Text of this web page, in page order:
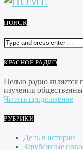
ПОИСК
КРАСНОЕ РАДИО
Целью радио является
изучении
Читать продолжение
РУБРИКИ
День в истории
Зарубежные